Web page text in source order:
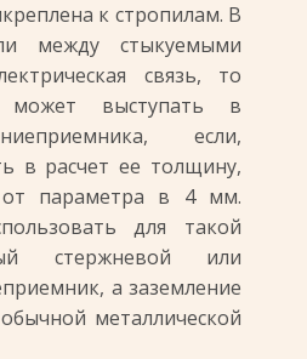
к стропилам. В
между стыкуемыми
связь, то
выступать в
если,
в расчет ее толщину,
от параметра в 4 мм.
для такой
стержневой или
а заземление
металлической